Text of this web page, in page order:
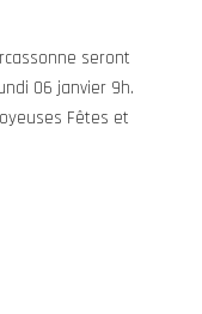
seront
06 janvier 9h.
Fêtes et